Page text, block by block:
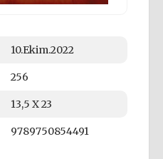
10.Ekim.2022
256
13,5 X 23
9789750854491